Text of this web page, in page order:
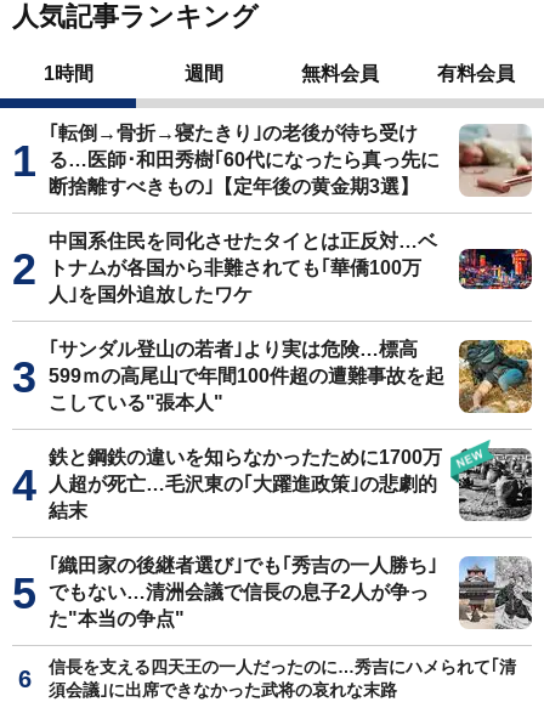
人気記事ランキング
1時間 週間 無料会員 有料会員
｢転倒→骨折→寝たきり｣の老後が待ち受け
る…医師･和田秀樹｢60代になったら真っ先に
断捨離すべきもの｣【定年後の黄金期3選】
中国系住民を同化させたタイとは正反対…ベ
トナムが各国から非難されても｢華僑100万
人｣を国外追放したワケ
｢サンダル登山の若者｣より実は危険…標高
599ｍの高尾山で年間100件超の遭難事故を起
こしている"張本人"
鉄と鋼鉄の違いを知らなかったために1700万
人超が死亡…毛沢東の｢大躍進政策｣の悲劇的
結末
｢織田家の後継者選び｣でも｢秀吉の一人勝ち｣
でもない…清洲会議で信長の息子2人が争っ
た"本当の争点"
信長を支える四天王の一人だったのに…秀吉にハメられて｢清
須会議｣に出席できなかった武将の哀れな末路